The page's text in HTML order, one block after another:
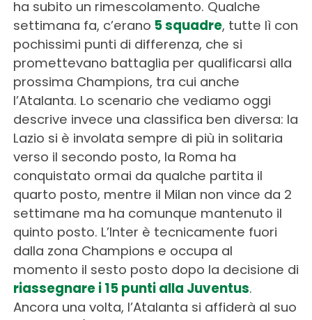
ha subito un rimescolamento. Qualche
settimana fa, c’erano 5 squadre, tutte lì con
pochissimi punti di differenza, che si
promettevano battaglia per qualificarsi alla
prossima Champions, tra cui anche
l’Atalanta. Lo scenario che vediamo oggi
descrive invece una classifica ben diversa: la
Lazio si è involata sempre di più in solitaria
verso il secondo posto, la Roma ha
conquistato ormai da qualche partita il
quarto posto, mentre il Milan non vince da 2
settimane ma ha comunque mantenuto il
quinto posto. L’Inter è tecnicamente fuori
dalla zona Champions e occupa al
momento il sesto posto dopo la decisione di
riassegnare i 15 punti alla Juventus.
Ancora una volta, l’Atalanta si affiderà al suo